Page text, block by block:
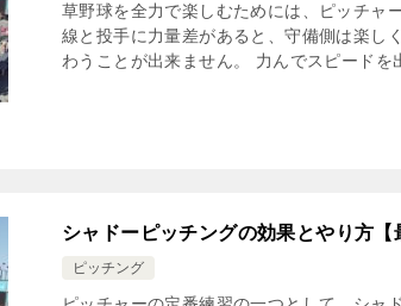
草野球を全力で楽しむためには、ピッチャ
線と投手に力量差があると、守備側は楽し
わうことが出来ません。 力んでスピード
シャドーピッチングの効果とやり方【
ピッチング